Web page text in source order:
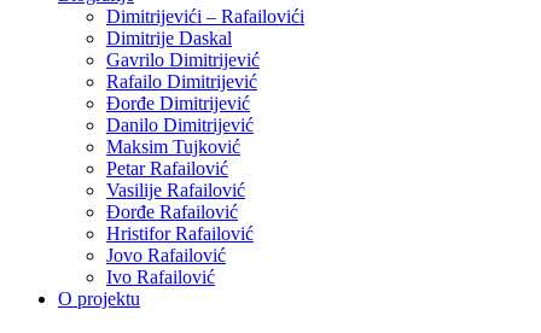
Dimitrijevići – Rafailovići
Dimitrije Daskal
Gavrilo Dimitrijević
Rafailo Dimitrijević
Đorđe Dimitrijević
Danilo Dimitrijević
Maksim Tujković
Petar Rafailović
Vasilije Rafailović
Đorđe Rafailović
Hristifor Rafailović
Jovo Rafailović
Ivo Rafailović
O projektu